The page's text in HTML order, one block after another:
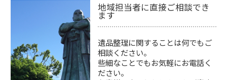
地域担当者に直接ご相談でき
ます
遺品整理に関することは何でもご
相談ください。
些細なことでもお気軽にお電話く
ださい。